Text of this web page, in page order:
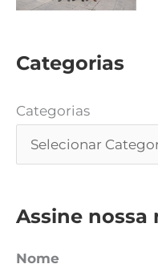
Categorias
Categorias
Assine nossa
Nome